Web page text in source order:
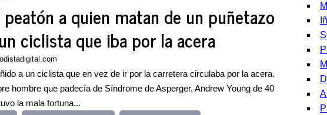
a quien matan de un puñetazo
ciclista que iba por la acera
a un ciclista que en vez de ir por la carretera circulaba por la acera.
hombre que padecía de Síndrome de Asperger, Andrew Young de 40
la mala fortuna...